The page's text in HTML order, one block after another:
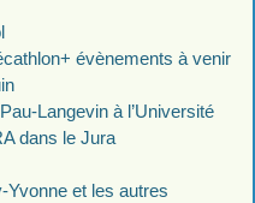
évènements à venir
Langevin à l’Université
dans le Jura
Yvonne et les autres